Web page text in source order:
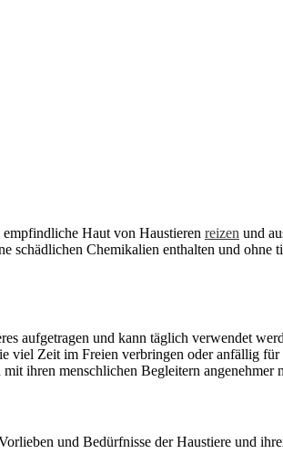
Haut von Haustieren reizen und
schädlichen Chemikalien enthalten und ohne
aufgetragen und kann täglich verwendet
viel Zeit im Freien verbringen oder anfällig
ihren menschlichen Begleitern angenehmer
und Bedürfnisse der Haustiere und